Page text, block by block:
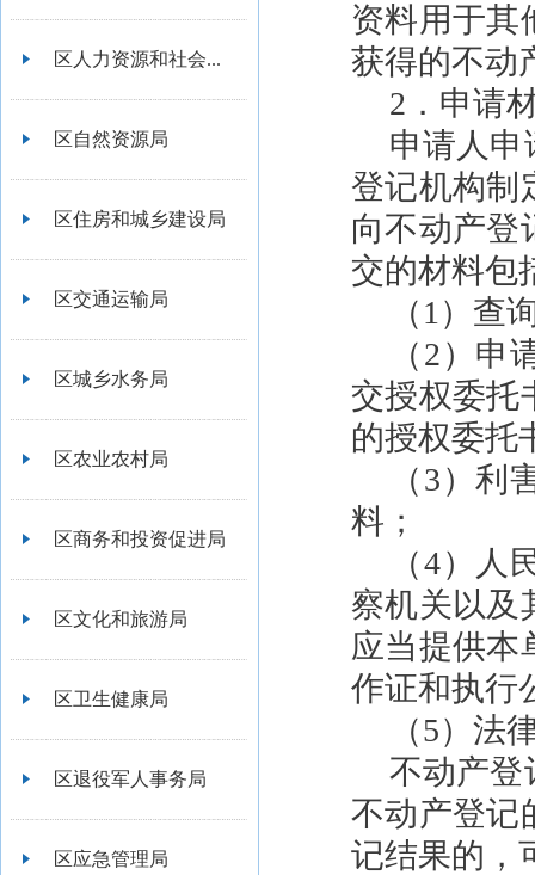
区人力资源和社会...
区自然资源局
区住房和城乡建设局
区交通运输局
区城乡水务局
区农业农村局
区商务和投资促进局
区文化和旅游局
区卫生健康局
区退役军人事务局
区应急管理局
资料用于其
获得的不动
2．申请
申请人申
登记机构制
向不动产登
交的材料包
（1）查
（2）
交授权委托
的授权委托
（3）
料；
（4）
察机关以及
应当提供本
作证和执行
（5）法
不动产登
不动产登记
记结果的，